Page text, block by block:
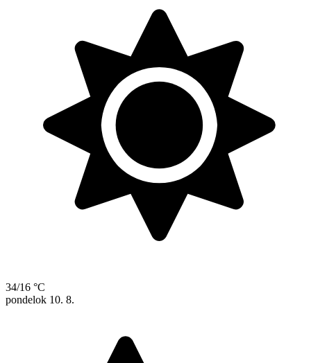
34/16 °C
pondelok 10. 8.